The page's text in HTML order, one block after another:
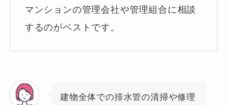
マンションの管理会社や管理組合に相談
するのがベストです。
建物全体での排水管の清掃や修理